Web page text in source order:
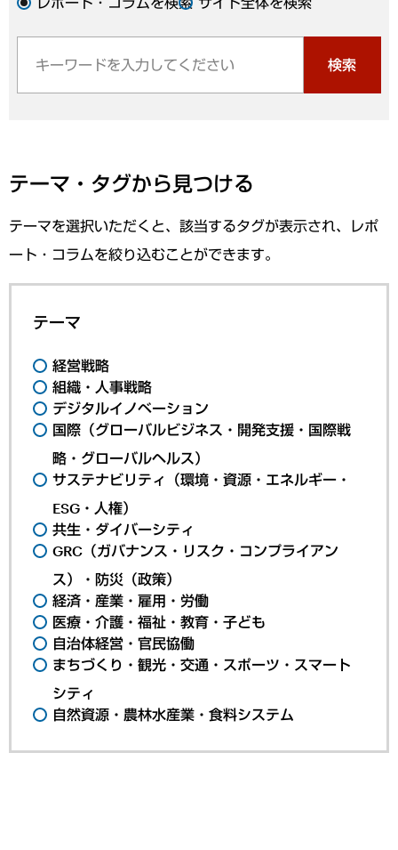
検索
テーマ・タグから見つける
テーマを選択いただくと、該当するタグが表示され、レポ
ート・コラムを絞り込むことができます。
テーマ
経営戦略
組織・人事戦略
デジタルイノベーション
国際（グローバルビジネス・開発支援・国際戦
略・グローバルヘルス）
サステナビリティ（環境・資源・エネルギー・
ESG・人権）
共生・ダイバーシティ
GRC（ガバナンス・リスク・コンプライアン
ス）・防災（政策）
経済・産業・雇用・労働
医療・介護・福祉・教育・子ども
自治体経営・官民協働
まちづくり・観光・交通・スポーツ・スマート
シティ
自然資源・農林水産業・食料システム